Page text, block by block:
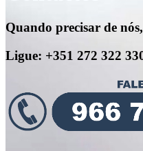
Quando precisar de
Ligue: +351 272 322